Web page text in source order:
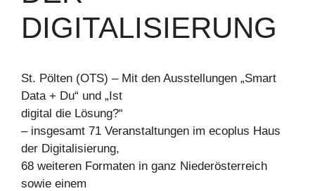
DIGITALISIERUNG
St. Pölten (OTS) – Mit den Ausstellungen „Smart
Data + Du“ und „Ist
digital die Lösung?“
– insgesamt 71 Veranstaltungen im ecoplus Haus
der Digitalisierung,
68 weiteren Formaten in ganz Niederösterreich
sowie einem